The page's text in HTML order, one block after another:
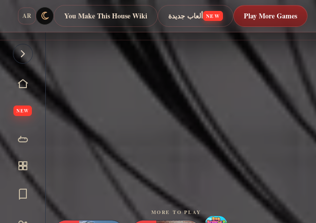
Play More Games
NEW ألعاب جديدة You Make This House Wiki
AR
NEW
MORE TO PLAY